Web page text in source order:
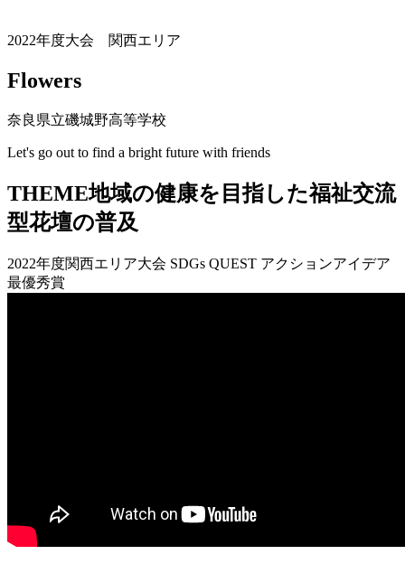
2022年度大会 関西エリア
Flowers
奈良県立磯城野高等学校
Let's go out to find a bright future with friends
THEME地域の健康を目指した福祉交流
型花壇の普及
2022年度関西エリア大会 SDGs QUEST アクションアイデア
最優秀賞